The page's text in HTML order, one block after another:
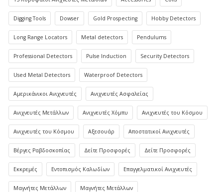
Digging Tools Dowser Gold Prospecting Hobby Detectors
Long Range Locators Metal detectors Pendulums
Professional Detectors Pulse Induction Security Detectors
Used Metal Detectors Waterproof Detectors
Αμερικάνικοι Ανιχνευτές Ανιχνευτές Ασφαλείας
Ανιχνευτές Μετάλλων Ανιχνευτές Χόμπυ Ανιχνευτές του Κόσμου
Ανιχνευτές του Κόσμου Αξεσουάρ Αποστατικοί Ανιχνευτές
Βέργες Ραβδοσκοπίας Δείτε Προσφορές Δείτε Προσφορές
Εκκρεμές Εντοπισμός Καλωδίων Επαγγελματικοί Ανιχνευτές
Μαγνήτες Μετάλλων Μαγνήτες Μετάλλων